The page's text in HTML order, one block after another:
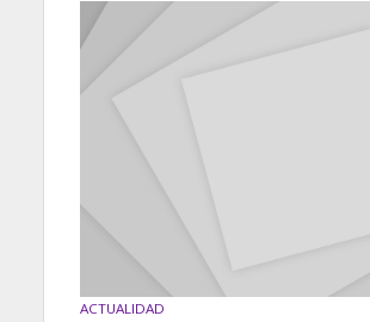
ACTUALIDAD